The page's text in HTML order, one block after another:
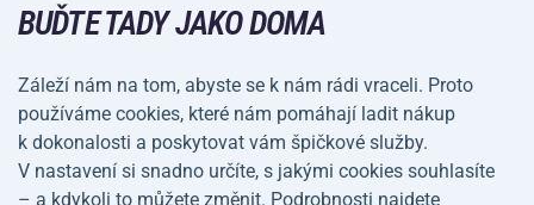
Kola a koloběžky
Vodní sporty
Sportovní oblečení a doplňky
BUĎTE TADY JAKO DOMA
Záleží nám na tom, abyste se k nám rádi vraceli. Proto
používáme cookies, které nám pomáhají ladit nákup
k dokonalosti a poskytovat vám špičkové služby.
V nastavení si snadno určíte, s jakými cookies souhlasíte
– a kdykoli to můžete změnit. Podrobnosti najdete